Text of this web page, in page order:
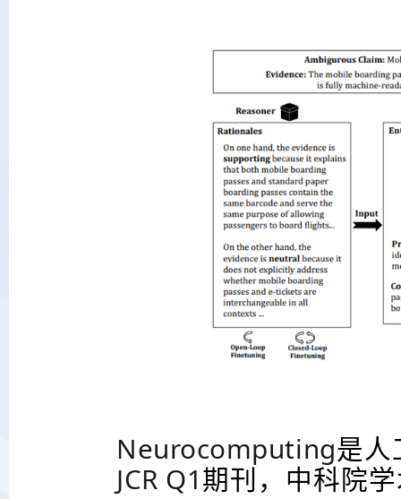
Neurocomputing是人
JCR Q1期刊，中科院